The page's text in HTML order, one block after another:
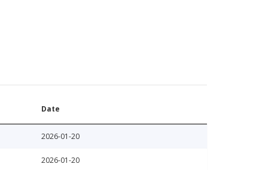
Date
2026-01-20
2026-01-20